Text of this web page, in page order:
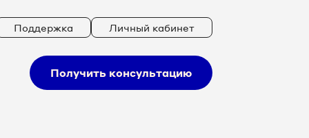
Поддержка Личный кабинет
Получить консультацию